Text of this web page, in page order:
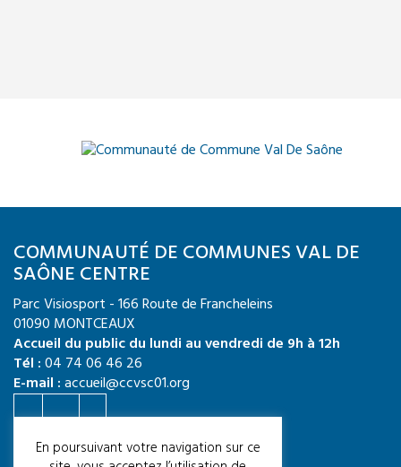
COMMUNAUTÉ DE COMMUNES VAL DE
SAÔNE CENTRE
Parc Visiosport - 166 Route de Francheleins
01090 MONTCEAUX
Accueil du public du lundi au vendredi de 9h à 12h
Tél :04 74 06 46 26
E-mail :accueil@ccvsc01.org
Crédit photo : CCVSC / Quentin TOURNIER
En poursuivant votre navigation sur ce